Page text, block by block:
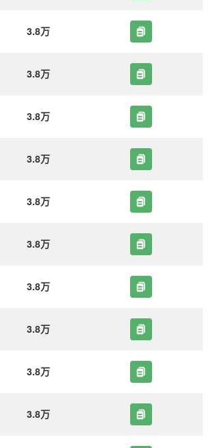
3.8万
3.8万
3.8万
3.8万
3.8万
3.8万
3.8万
3.8万
3.8万
3.8万